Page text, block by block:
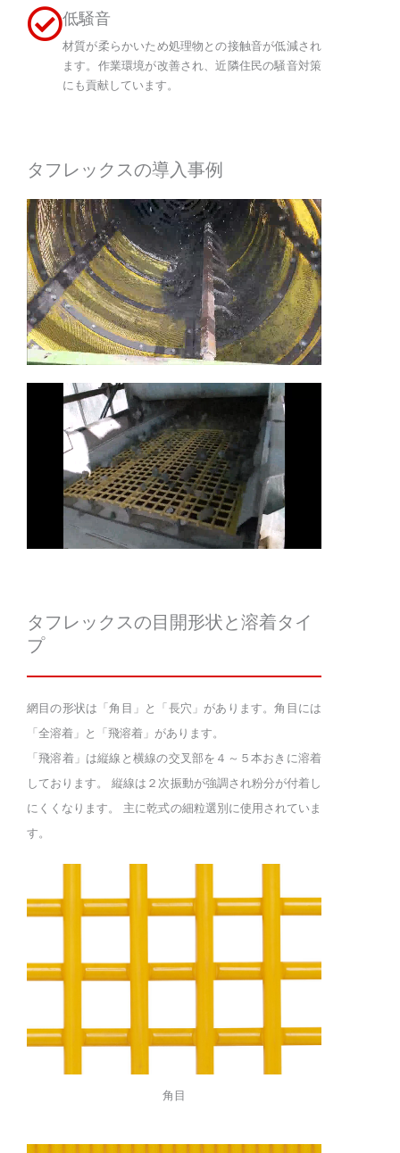
低騒音
材質が柔らかいため処理物との接触音が低減され
ます。作業環境が改善され、近隣住民の騒音対策
にも貢献しています。
タフレックスの導入事例
タフレックスの目開形状と溶着タイ
プ
網目の形状は「角目」と「長穴」があります。角目には
「全溶着」と「飛溶着」があります。
「飛溶着」は縦線と横線の交叉部を４～５本おきに溶着
しております。 縦線は２次振動が強調され粉分が付着し
にくくなります。 主に乾式の細粒選別に使用されていま
す。
角目